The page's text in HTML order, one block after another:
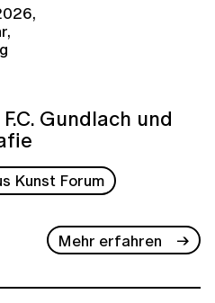
Gundlach und
Kunst Forum
Mehr erfahren